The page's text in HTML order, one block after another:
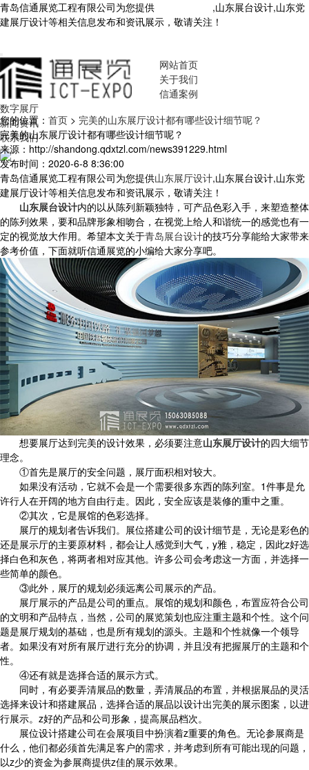
青岛信通展览工程有限公司为您提供
,山东展台设计,山东党
建展厅设计等相关信息发布和资讯展示，敬请关注！
网站首页
关于我们
信通案例
数字展厅
新闻资讯
联系我们
您的位置： 首页 > 完美的山东展厅设计都有哪些设计细节呢？
完美的山东展厅设计都有哪些设计细节呢？
来源：http://shandong.qdxtzl.com/news391229.html
发布时间：2020-6-8 8:36:00
青岛信通展览工程有限公司为您提供山东展厅设计,山东展台设计,山东党
建展厅设计等相关信息发布和资讯展示，敬请关注！
山东展台设计内的以从陈列新颖独特，可产品色彩入手，来塑造整体
的陈列效果，要和品牌形象相吻合，在视觉上给人和谐统一的感觉也有一
定的视觉放大作用。希望本文关于青岛展台设计的技巧分享能给大家带来
参考价值，下面就听信通展览的小编给大家分享吧。
想要展厅达到完美的设计效果，必须要注意山东展厅设计的四大细节
理念。
①首先是展厅的安全问题，展厅面积相对较大。
如果没有活动，它就不会是一个需要很多东西的陈列室。1件事是允
许行人在开阔的地方自由行走。因此，安全应该是装修的重中之重。
②其次，它是展馆的色彩选择。
展厅的规划者告诉我们。展位搭建公司的设计细节是，无论是彩色的
还是展示厅的主要原材料，都会让人感觉到大气，y雅，稳定，因此z好选
择白色和灰色，将两者相对应其他。许多公司会考虑这一方面，并选择一
些简单的颜色。
③此外，展厅的规划必须远离公司展示的产品。
展厅展示的产品是公司的重点。展馆的规划和颜色，布置应符合公司
的文明和产品特点，当然，公司的展览策划也应注重主题和个性。这个问
题是展厅规划的基础，也是所有规划的源头。主题和个性就像一个领导
者。如果没有对所有展厅进行充分的协调，并且没有把握展厅的主题和个
性。
④还有就是选择合适的展示方式。
同时，有必要弄清展品的数量，弄清展品的布置，并根据展品的灵活
选择来设计和搭建展品，选择合适的展品以设计出完美的展示图案，以进
行展示。z好的产品和公司形象，提高展品档次。
展位设计搭建公司在会展项目中扮演着z重要的角色。无论参展商是
什么，他们都必须首先满足客户的需求，并考虑到所有可能出现的问题，
以z少的资金为参展商提供z佳的展示效果。